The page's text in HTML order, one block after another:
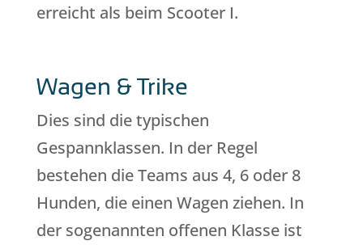
erreicht als beim Scooter I.
Wagen & Trike
Dies sind die typischen
Gespannklassen. In der Regel
bestehen die Teams aus 4, 6 oder 8
Hunden, die einen Wagen ziehen. In
der sogenannten offenen Klasse ist